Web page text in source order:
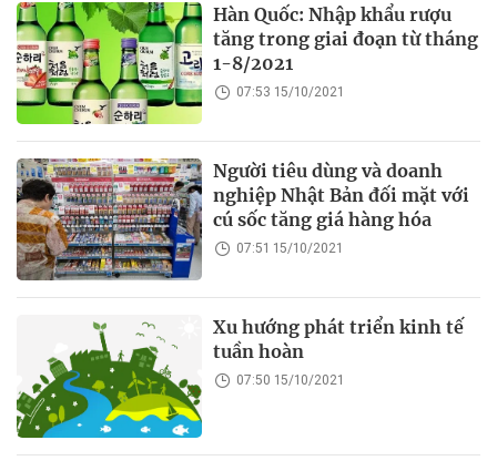
Hàn Quốc: Nhập khẩu rượu
tăng trong giai đoạn từ tháng
1-8/2021
07:53 15/10/2021
Người tiêu dùng và doanh
nghiệp Nhật Bản đối mặt với
cú sốc tăng giá hàng hóa
07:51 15/10/2021
Xu hướng phát triển kinh tế
tuần hoàn
07:50 15/10/2021